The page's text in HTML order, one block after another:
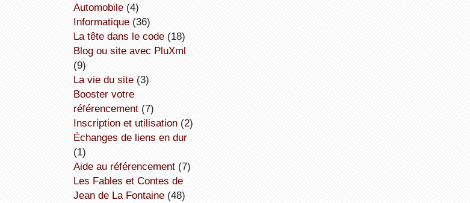
Automobile(4)
informatique(36)
la tête dans le code(18)
Blog ou site avec PluXml
(9)
la vie du site(3)
booster votre
référencement(7)
inscription et utilisation(2)
échanges de liens en dur
(1)
aide au référencement(7)
Les Fables et Contes de
Jean de La Fontaine(48)